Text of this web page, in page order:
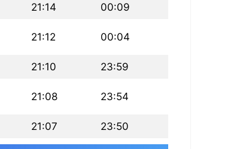
21:14 00:09
21:12 00:04
21:10 23:59
21:08 23:54
21:07 23:50